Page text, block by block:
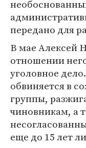
передано для
В мае Алексей
отношении
уголовное
обвиняется в
группы,
чиновникам, а
еще до 15 лет